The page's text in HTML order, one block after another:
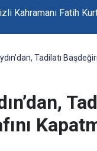
Asker Eğlencesinde
Tadilatı